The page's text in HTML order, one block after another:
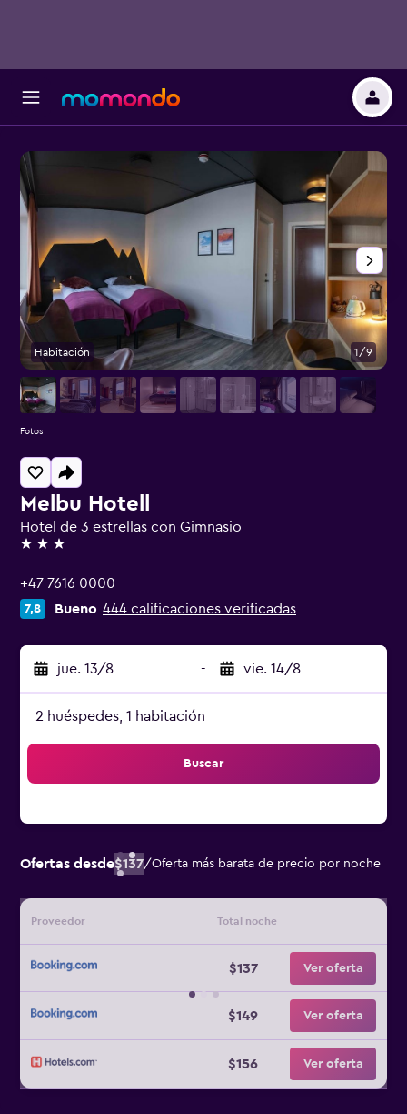
Melbu Hotell
Hotel de 3 estrellas con Gimnasio
3 estrellas
+47 7616 0000
7,8 Bueno 444 calificaciones verificadas
jue. 13/8 - vie. 14/8
2 huéspedes, 1 habitación
Buscar
Ofertas desde$137/Oferta más barata de precio por noche
Proveedor Total noche
$137 Ver oferta
$149 Ver oferta
$156 Ver oferta
Habitación 1/9
Fotos